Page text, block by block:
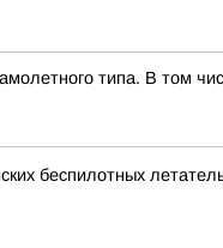
типа. В том
беспилотных